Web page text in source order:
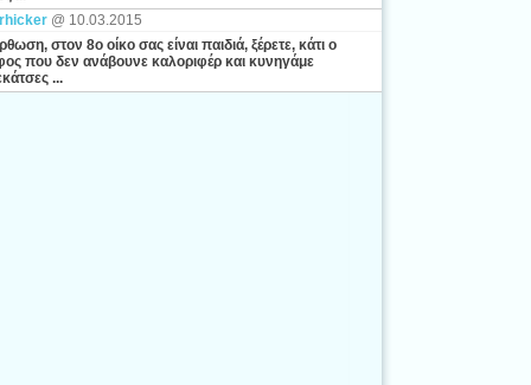
@ 10.03.2015
στον 8ο οίκο σας είναι παιδιά, ξέρετε, κάτι ο
που δεν ανάβουνε καλοριφέρ και κυνηγάμε
...